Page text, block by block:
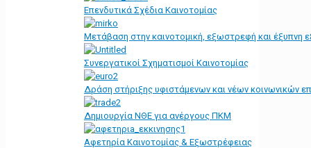
Επενδυτικά Σχέδια Καινοτομίας
Μετάβαση στην καινοτομική, εξωστρεφή και έξυπνη
Συνεργατικοί Σχηματισμοί Καινοτομίας
Δράση στήριξης υφιστάμενων και νέων κοινωνικών
Δημιουργία ΝΘΕ για ανέργους ΠΚΜ
Αφετηρία Kαινοτομίας & Εξωστρέφειας